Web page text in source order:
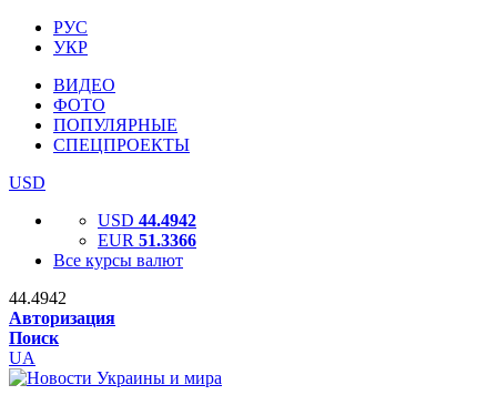
РУС
УКР
ВИДЕО
ФОТО
ПОПУЛЯРНЫЕ
СПЕЦПРОЕКТЫ
USD
USD 44.4942
EUR 51.3366
Все курсы валют
44.4942
Авторизация
Поиск
UA